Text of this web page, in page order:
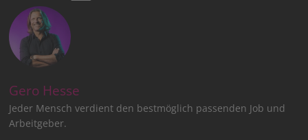
Gero Hesse
Jeder Mensch verdient den bestmöglich passenden Job und
Arbeitgeber.